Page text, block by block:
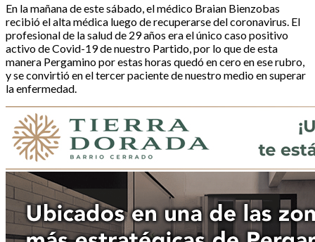
En la mañana de este sábado, el médico Braian Bienzobas
recibió el alta médica luego de recuperarse del coronavirus. El
profesional de la salud de 29 años era el único caso positivo
activo de Covid-19 de nuestro Partido, por lo que de esta
manera Pergamino por estas horas quedó en cero en ese rubro,
y se convirtió en el tercer paciente de nuestro medio en superar
la enfermedad.